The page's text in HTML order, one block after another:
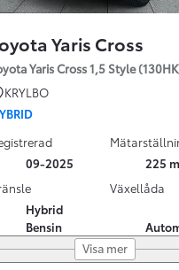
Från 3 450 kr/mån
Easy Billån
Nya GR GT
The soul lives on
kamera JBL
Yaris Cross
Yaris Cross 1,5 Style
KRYLBO
09-2025
225
Hybrid
Bensin
Växellåda
Visa mer